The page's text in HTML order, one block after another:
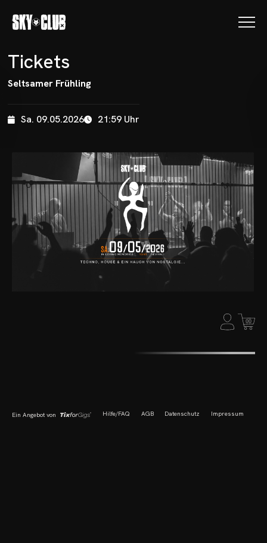
Tickets
Seltsamer Frühling
Sa. 09.05.2026 21:59 Uhr